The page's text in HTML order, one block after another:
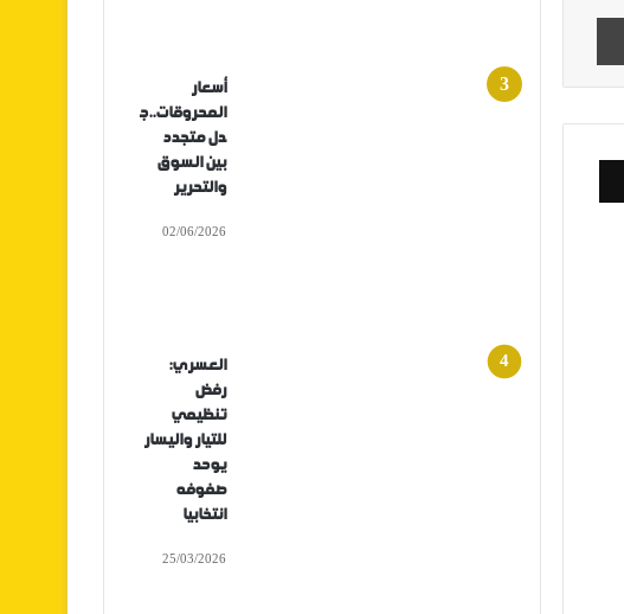
أسعار
المحروقات..ج
دل متجدد
بين السوق
والتحرير
02/06/2026
العسري:
رفض
تنظيمي
للتيار واليسار
يوحد
صفوفه
انتخابيا
25/03/2026